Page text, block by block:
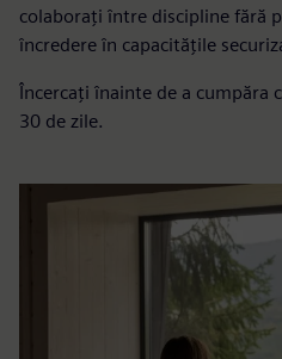
colaborați între discipline fără
încredere în capacitățile
Încercați înainte de a cumpăra
30 de zile.